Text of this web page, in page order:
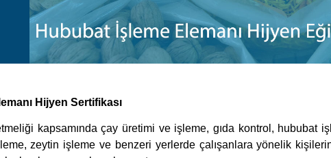
kapsamında çay üretimi ve işleme, gıda kontrol, hububat
zeytin işleme ve benzeri yerlerde çalışanlara yönelik
olarak program hazırlanmıştır.
Hububat işleme elemanı mesleğinin yeterliklerine sahip olan